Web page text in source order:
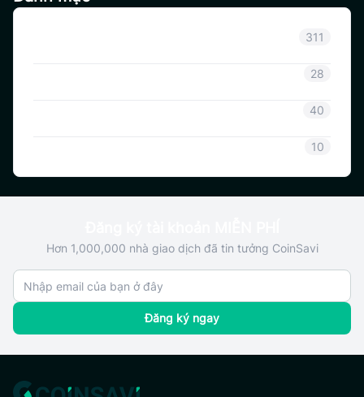
311
28
40
10
Hơn 1,000,000 nhà giao dịch đã tin tưởng CoinSavi
Đăng ký ngay